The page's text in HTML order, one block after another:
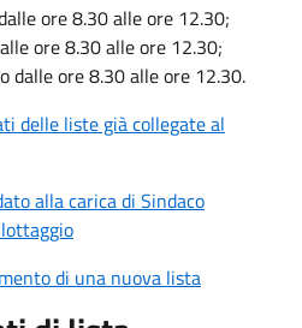
ore 8.30 alle ore 12.30;
ore 8.30 alle ore 12.30;
dalle ore 8.30 alle ore 12.30.
delle liste già collegate al
alla carica di Sindaco
di una nuova lista